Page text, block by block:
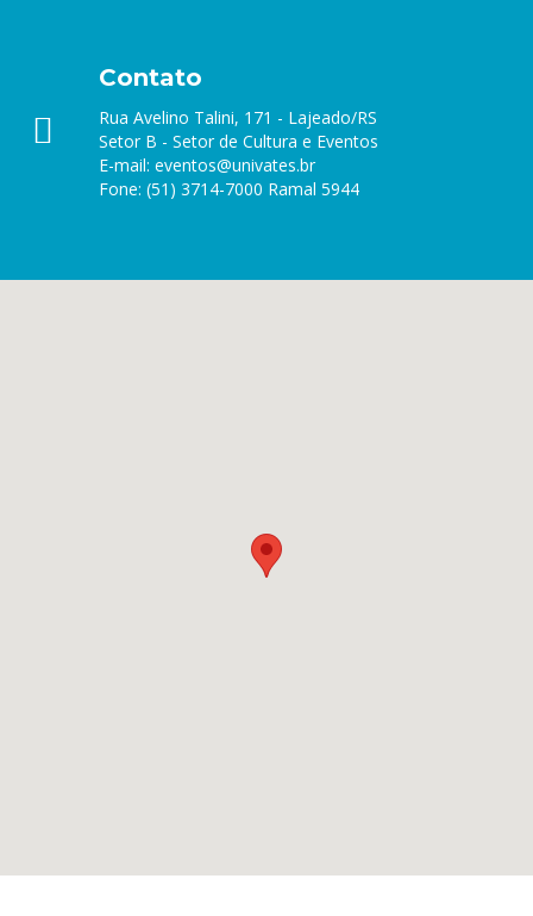
Contato
Rua Avelino Talini, 171 - Lajeado/RS
Setor B - Setor de Cultura e Eventos
E-mail: eventos@univates.br
Fone: (51) 3714-7000 Ramal 5944